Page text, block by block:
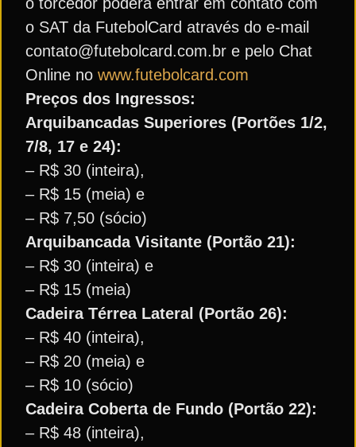
o SAT da FutebolCard através do e-mail
contato@futebolcard.com.br e pelo Chat
Online no www.futebolcard.com
Preços dos Ingressos:
Arquibancadas Superiores (Portões 1/2,
7/8, 17 e 24):
– R$ 30 (inteira),
– R$ 15 (meia) e
– R$ 7,50 (sócio)
Arquibancada Visitante (Portão 21):
– R$ 30 (inteira) e
– R$ 15 (meia)
Cadeira Térrea Lateral (Portão 26):
– R$ 40 (inteira),
– R$ 20 (meia) e
– R$ 10 (sócio)
Cadeira Coberta de Fundo (Portão 22):
– R$ 48 (inteira),